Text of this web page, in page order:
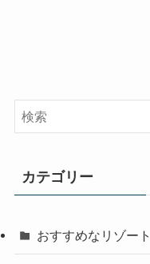
カテゴリー
おすすめなリゾー